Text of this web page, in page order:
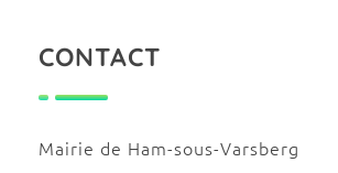
CONTACT
Mairie de Ham-sous-Varsberg